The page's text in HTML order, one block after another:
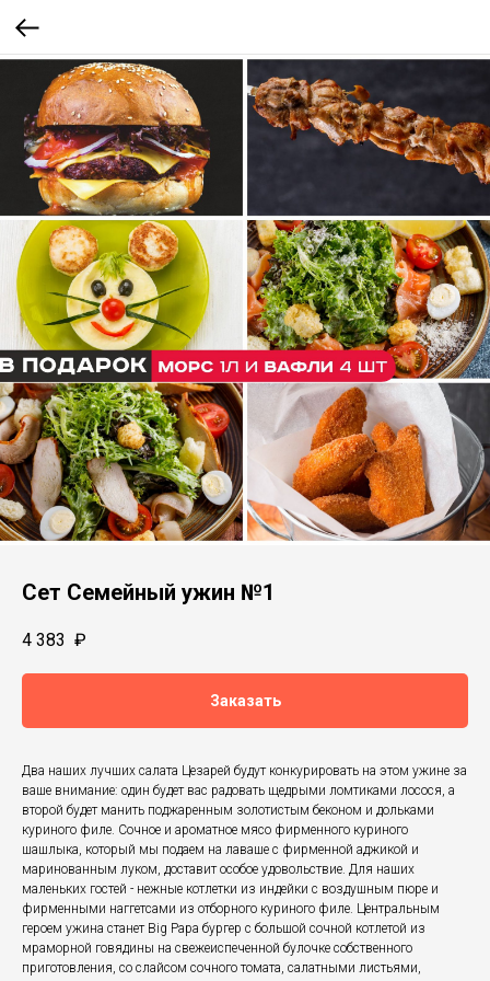
Сет Семейный ужин №1
4 383 ₽
Заказать
Два наших лучших салата Цезарей будут конкурировать на этом ужине за
ваше внимание: один будет вас радовать щедрыми ломтиками лосося, а
второй будет манить поджаренным золотистым беконом и дольками
куриного филе. Сочное и ароматное мясо фирменного куриного
шашлыка, который мы подаем на лаваше с фирменной аджикой и
маринованным луком, доставит особое удовольствие. Для наших
маленьких гостей - нежные котлетки из индейки с воздушным пюре и
фирменными наггетсами из отборного куриного филе. Центральным
героем ужина станет Big Papa бургер с большой сочной котлетой из
мраморной говядины на свежеиспеченной булочке собственного
приготовления, со слайсом сочного томата, салатными листьями,